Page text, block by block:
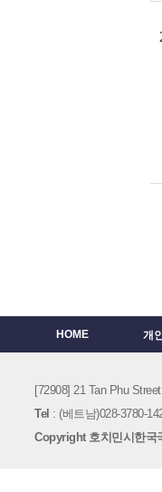
HOME 개
[72908] 21 Tan Phu
Tel : (베트남)028-3780-
Copyright 호치민시한국